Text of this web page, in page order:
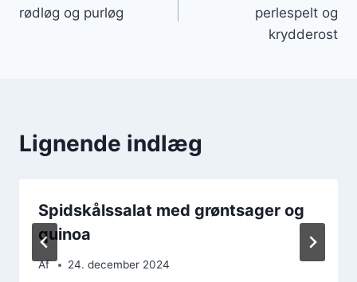
rødløg og purløg
perlespelt og
krydderost
Lignende indlæg
Spidskålssalat med grøntsager og
quinoa
Af 24. december 2024